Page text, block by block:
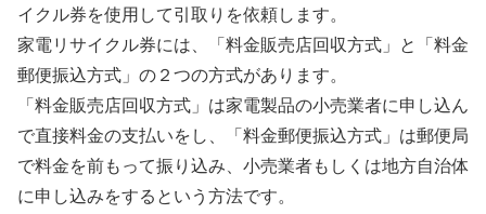
イクル券を使用して引取りを依頼します。
家電リサイクル券には、「料金販売店回収方式」と「料金
郵便振込方式」の２つの方式があります。
「料金販売店回収方式」は家電製品の小売業者に申し込ん
で直接料金の支払いをし、「料金郵便振込方式」は郵便局
で料金を前もって振り込み、小売業者もしくは地方自治体
に申し込みをするという方法です。